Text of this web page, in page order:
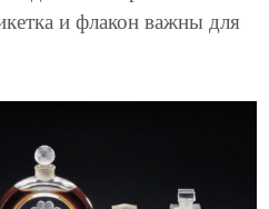
и флакон важны для